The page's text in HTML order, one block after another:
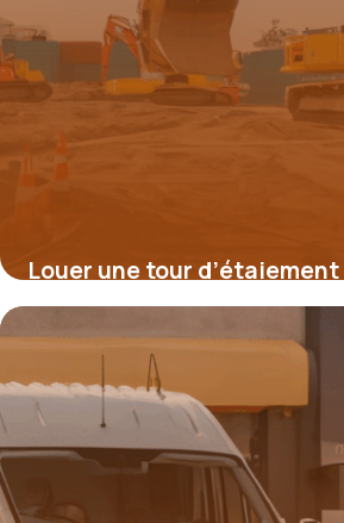
Louer une tour
flexibles pour chantiers